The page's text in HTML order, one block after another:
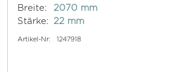
Breite:
2070 mm
Stärke:
22 mm
Artikel-Nr: 1247918